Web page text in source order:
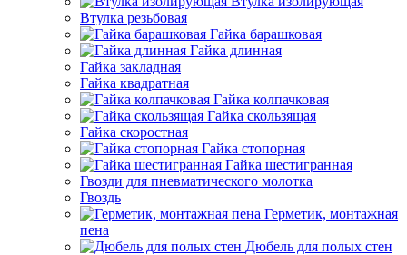
Втулка резьбовая
Гайка барашковая
Гайка длинная
Гайка закладная
Гайка квадратная
Гайка колпачковая
Гайка скользящая
Гайка скоростная
Гайка стопорная
Гайка шестигранная
Гвозди для пневматического молотка
Гвоздь
Герметик, монтажная
пена
Дюбель для полых стен